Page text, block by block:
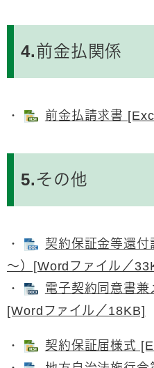
4.前金払関係
・ 前金払請求書
5.その他
・
契約保証金等還付
～）[Wordファイル／
​・
電子契約同意書兼
[Wordファイル／18KB]
・
契約保証届様式